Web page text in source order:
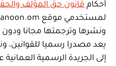
أحكام قانون حق المؤلف
يعد مصدرا رسميا للقوانين،
إلى الجريدة الرسمية